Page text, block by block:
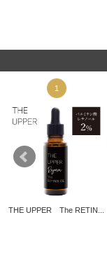
1
THE UPPER The RETIN...